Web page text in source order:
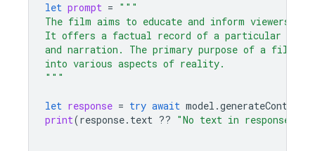
let prompt = """
The film aims to educate and inform viewers
It offers a factual record of a particular
and narration. The primary purpose of a film
into various aspects of reality.
"""
let response = try await model .generateContent
print(response. text ?? "No text in response."